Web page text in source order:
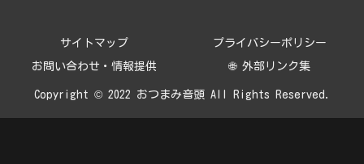
サイトマップ プライバシーポリシー
お問い合わせ・情報提供 🌐 外部リンク集
Copyright © 2022 おつまみ音頭 All Rights Reserved.